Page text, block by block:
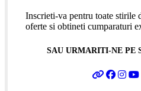
Inscrieti-va pentru toate stirile
oferte si obtineti cumparaturi
SAU URMARITI-NE PE